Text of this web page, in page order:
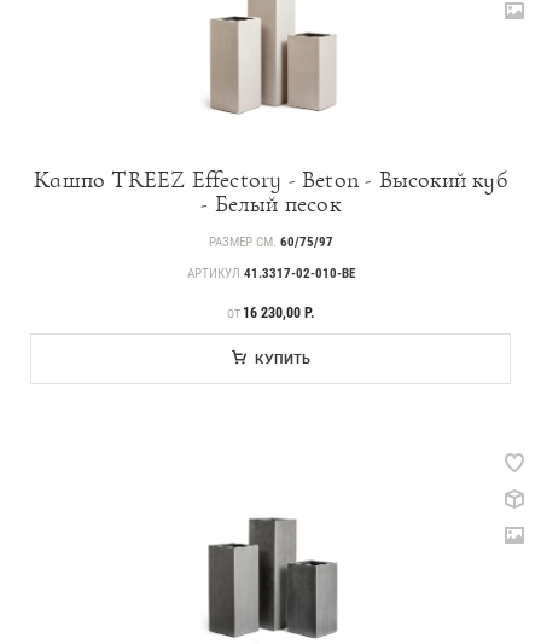
Кашпо TREEZ Effectory - Beton - Высокий куб
- Белый песок
РАЗМЕР СМ. 60/75/97
АРТИКУЛ 41.3317-02-010-BE
ЦЕНА
ОТ 16 230,00 Р.
КУПИТЬ